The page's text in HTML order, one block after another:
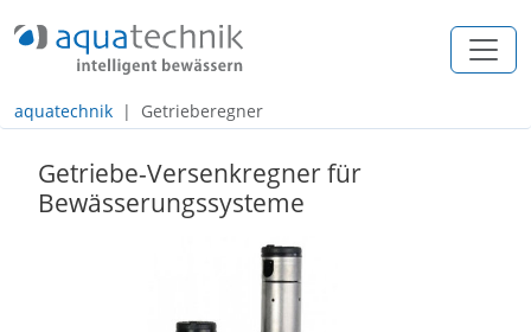
Navigation
Inhalt
aquatechnik Getrieberegner
Getriebe-Versenkregner für
Bewässerungssysteme